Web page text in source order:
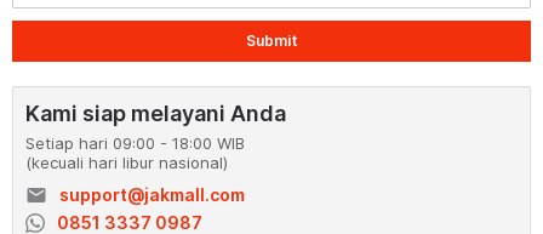
Submit
Kami siap melayani Anda
Setiap hari 09:00 - 18:00 WIB
(kecuali hari libur nasional)
email
support@jakmall.com
0851 3337 0987